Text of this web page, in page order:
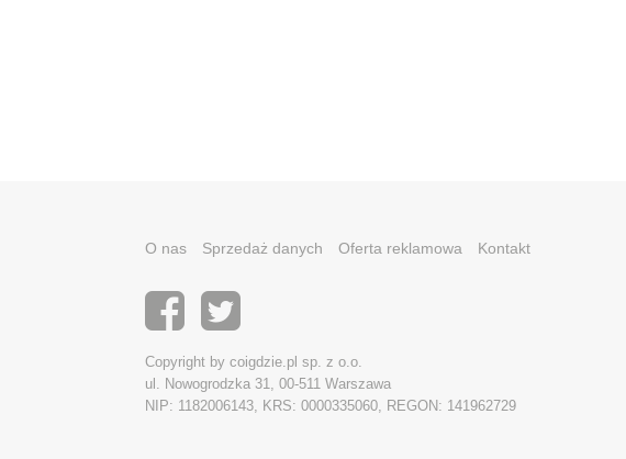
O nas Sprzedaż danych Oferta reklamowa Kontakt
Copyright by coigdzie.pl sp. z o.o.
ul. Nowogrodzka 31, 00-511 Warszawa
NIP: 1182006143, KRS: 0000335060, REGON: 141962729